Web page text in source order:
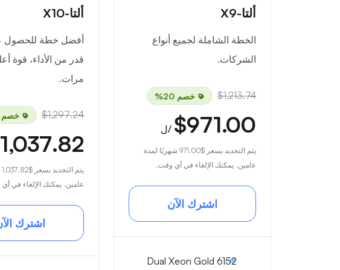
ألتا-X9
الخطة الشاملة لجميع أنواع
الشركات.
$1,213.74 خصم 20%
$971.00 /ل
يتم التجديد بسعر $971.00
شهريًا لمدة
عامين. يمكنك الإلغاء في أي وقت.
اشترك الآن
Dual Xeon Gold 6152
ألتا-X10
أفضل خطة للحصول
مرات.
$1,297.24 خصم 20%
يتم التجديد بسعر $1,037.82
عامين. يمكنك الإلغاء في
اشترك